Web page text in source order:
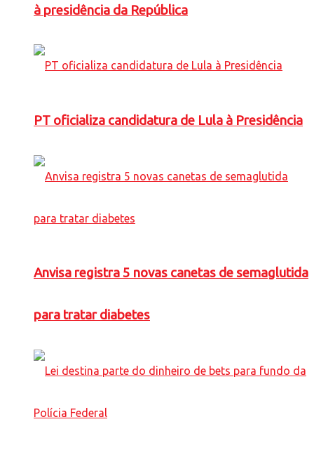
à presidência da República
PT oficializa candidatura de Lula à Presidência
Anvisa registra 5 novas canetas de semaglutida
para tratar diabetes